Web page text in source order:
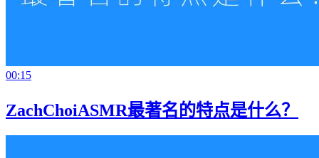
00:15
ZachChoiASMR最著名的特点是什么？